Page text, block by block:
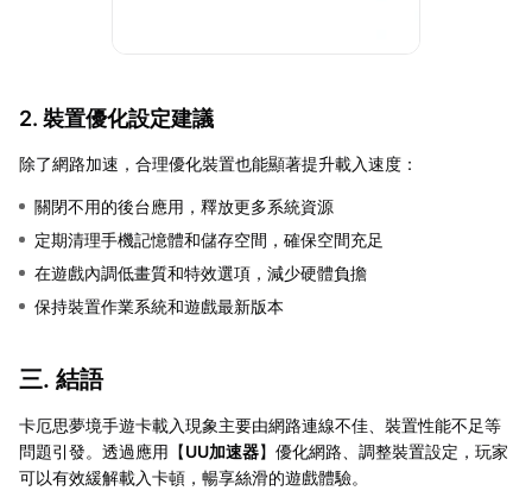
2. 裝置優化設定建議
除了網路加速，合理優化裝置也能顯著提升載入速度：
關閉不用的後台應用，釋放更多系統資源
定期清理手機記憶體和儲存空間，確保空間充足
在遊戲內調低畫質和特效選項，減少硬體負擔
保持裝置作業系統和遊戲最新版本
三. 結語
卡厄思夢境手遊卡載入現象主要由網路連線不佳、裝置性能不足等
問題引發。透過應用【UU加速器】優化網路、調整裝置設定，玩家
可以有效緩解載入卡頓，暢享絲滑的遊戲體驗。